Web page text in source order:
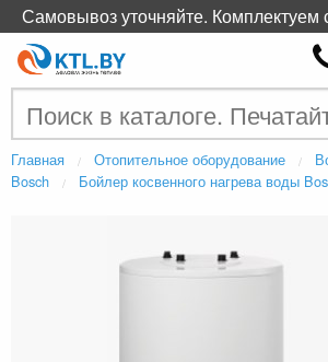
Главная Отопительное оборудование
Bosch
Бойлер косвенного нагрева воды
Самовывоз уточняйте. Комплектуем